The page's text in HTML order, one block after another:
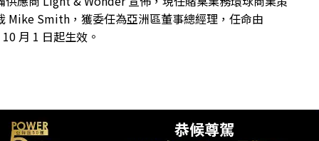
Mike Smith，獲委任為亞洲區董事總經理，任命由
月 1 日起生效。